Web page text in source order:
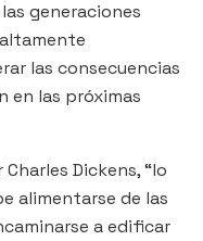
generaciones
las consecuencias
en las próximas
Dickens, “lo
alimentarse de las
a edificar